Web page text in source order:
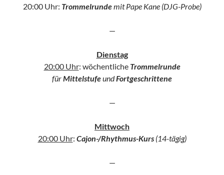
20:00 Uhr: Trommelrundemit Pape Kane (DJG-Probe)
—
Dienstag
20:00 Uhr: wöchentliche Trommelrunde
fürMittelstufeundFortgeschrittene
—
Mittwoch
20:00 Uhr: Cajon-/Rhythmus-Kurs(14-tägig)
—